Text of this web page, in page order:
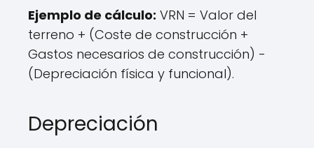
Ejemplo de cálculo: VRN = Valor del
terreno + (Coste de construcción +
Gastos necesarios de construcción) -
(Depreciación física y funcional).
Depreciación